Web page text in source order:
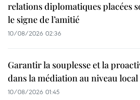
relations diplomatiques placées
le signe de l’amitié
10/08/2026 02:36
Garantir la souplesse et la
dans la médiation au niveau local
10/08/2026 01:45